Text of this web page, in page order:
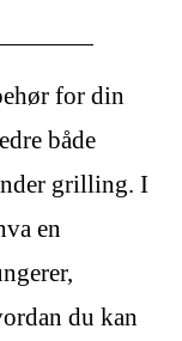
for din
både
grilling. I
en
du kan